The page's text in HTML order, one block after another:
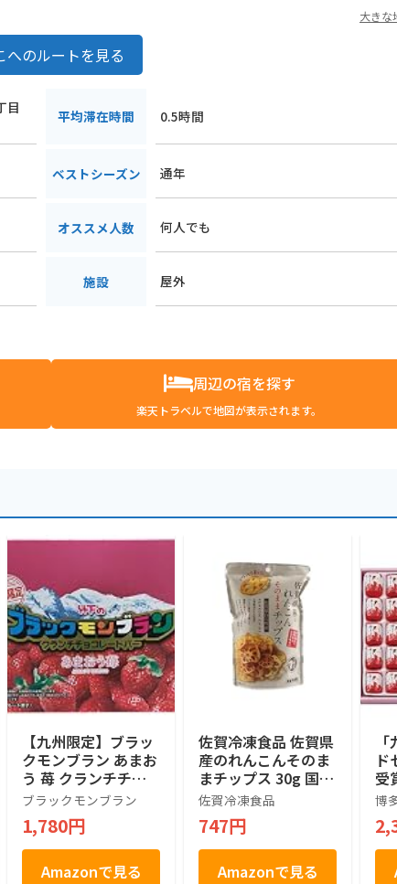
大きな
へのルートを見る
目
平均滞在時間 0.5時間
ベストシーズン 通年
オススメ人数 何人でも
施設 屋外
周辺の宿を探す
楽天トラベルで地図が表示されます。
【九州限定】ブラッ
クモンブラン あまお
う 苺 クランチチョ
コレートバー 10本入
り
ブラックモンブラン
1,780円
Amazonで見る
佐賀冷凍食品 佐賀県
産のれんこんそのま
まチップス 30g 国産
佐賀県産蓮根使用 ス
ナック 野菜 おつま
み おやつ トッピン
グ
佐賀冷凍食品
747円
Amazonで見る
ド
受
の
ク
箱
博